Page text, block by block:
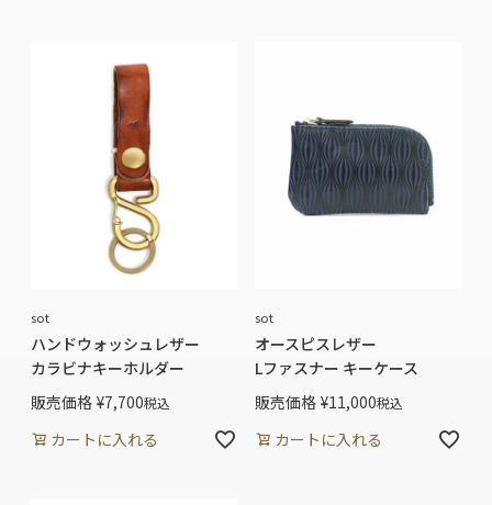
sot
ハンドウォッシュレザー
カラビナキーホルダー
販売価格 ¥7,700税込
カートに入れる
sot
オースピスレザー
Lファスナー キーケース
販売価格 ¥11,000税込
カートに入れる